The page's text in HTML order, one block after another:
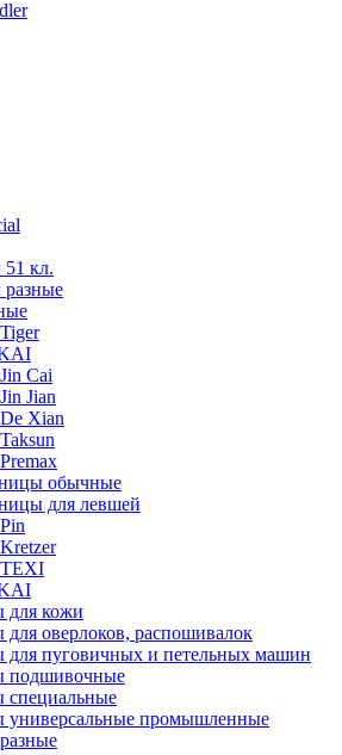
51 кл.
разные
Cai
Jian
Xian
обычные
для левшей
для кожи
для оверлоков, распошивалок
для пуговичных и петельных машин
подшивочные
специальные
универсальные промышленные